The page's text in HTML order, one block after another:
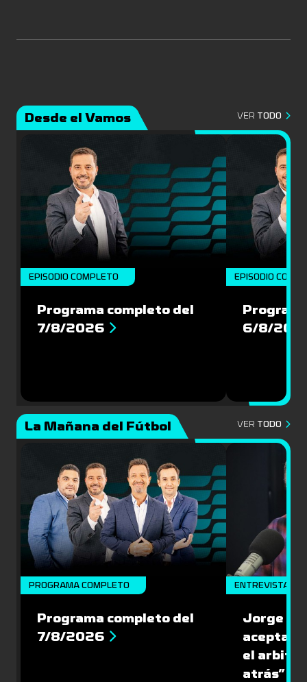
Desde el Vamos VER TODO
EPISODIO COMPLETO
Programa completo del
7/8/2026
EPISODIO
6/8/
La Mañana del Fútbol VER TODO
PROGRAMA COMPLETO
Programa completo del
7/8/2026
ENTREVISTA
Jorge
aceptar
el
atrás”